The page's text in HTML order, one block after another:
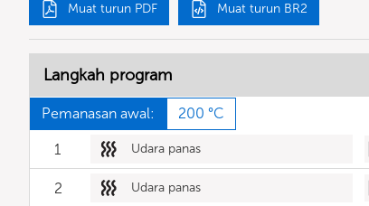
Muat turun PDF Muat turun BR2
Langkah program
Pemanasan awal: 200 °C
1 Udara panas
2 Udara panas